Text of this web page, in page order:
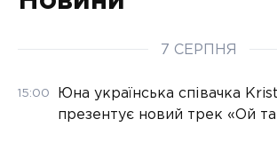
7 СЕРПНЯ
15:00
Юна українська співачка
презентує новий трек «Ой